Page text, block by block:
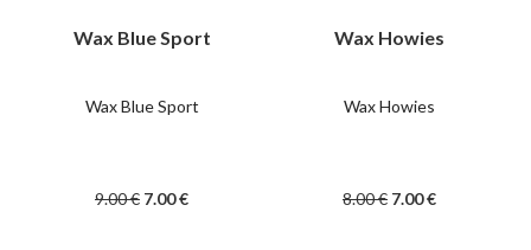
Wax Blue Sport
Wax Blue Sport
9.00€ 7.00€
Wax Howies
Wax Howies
8.00€ 7.00€